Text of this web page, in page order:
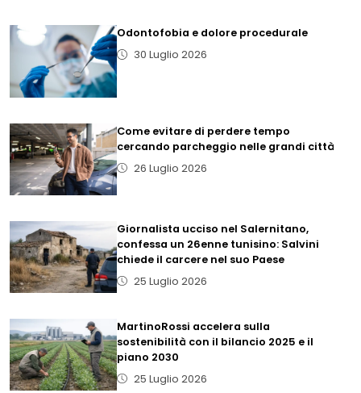
Odontofobia e dolore procedurale
30 Luglio 2026
Come evitare di perdere tempo
cercando parcheggio nelle grandi città
26 Luglio 2026
Giornalista ucciso nel Salernitano,
confessa un 26enne tunisino: Salvini
chiede il carcere nel suo Paese
25 Luglio 2026
MartinoRossi accelera sulla
sostenibilità con il bilancio 2025 e il
piano 2030
25 Luglio 2026